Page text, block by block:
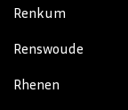
Renkum
Renswoude
Rhenen